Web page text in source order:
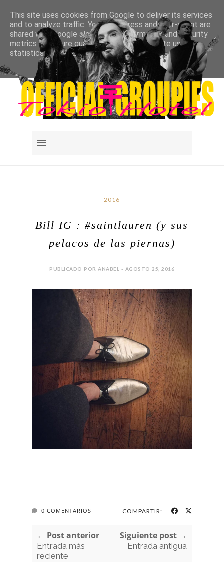
2016
Bill IG : #saintlauren (y sus
pelacos de las piernas)
PUBLICADO POR ANABEL - AGOSTO 25, 2016
0 COMENTARIOS COMPARTIR:
← Post anterior
Entrada más
reciente
Siguiente post →
Entrada antigua
This site uses cookies from Google to deliver its services
and to analyze traffic. Your IP address and user-agent are
shared with Google along with performance and security
metrics to ensure quality of service, generate usage
statistics, and to detect and address abuse.
LEARN MORE GOT IT